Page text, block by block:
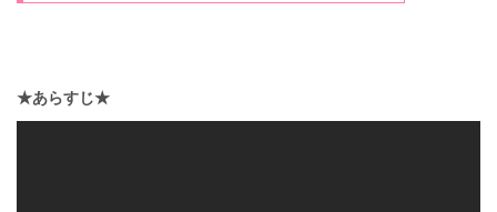
★あらすじ★